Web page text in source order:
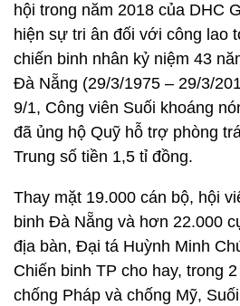
hội trong năm 2018 của DHC
hiện sự tri ân đối với công lao
chiến binh nhân kỷ niệm 43
Đà Nẵng (29/3/1975 – 29/3/
9/1, Công viên Suối khoáng
đã ủng hộ Quỹ hỗ trợ phòng
Trung số tiền 1,5 tỉ đồng.
Thay mặt 19.000 cán bộ, hội
binh Đà Nẵng và hơn 22.000
địa bàn, Đại tá Huỳnh Minh
Chiến binh TP cho hay, trong
chống Pháp và chống Mỹ,